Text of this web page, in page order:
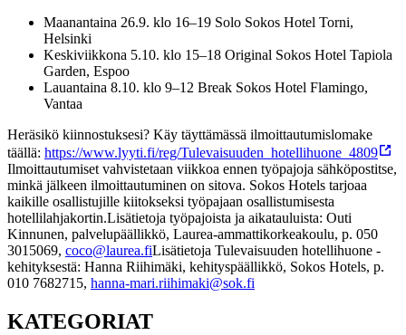
Maanantaina 26.9. klo 16–19 Solo Sokos Hotel Torni,
Helsinki
Keskiviikkona 5.10. klo 15–18 Original Sokos Hotel Tapiola
Garden, Espoo
Lauantaina 8.10. klo 9–12 Break Sokos Hotel Flamingo,
Vantaa
Heräsikö kiinnostuksesi? Käy täyttämässä ilmoittautumislomake
täällä: https://www.lyyti.fi/reg/Tulevaisuuden_hotellihuone_4809
Ilmoittautumiset vahvistetaan viikkoa ennen työpajoja sähköpostitse,
minkä jälkeen ilmoittautuminen on sitova. Sokos Hotels tarjoaa
kaikille osallistujille kiitokseksi työpajaan osallistumisesta
hotellilahjakortin.Lisätietoja työpajoista ja aikatauluista: Outi
Kinnunen, palvelupäällikkö, Laurea-ammattikorkeakoulu, p. 050
3015069, coco@laurea.fiLisätietoja Tulevaisuuden hotellihuone -
kehityksestä: Hanna Riihimäki, kehityspäällikkö, Sokos Hotels, p.
010 7682715, hanna-mari.riihimaki@sok.fi
KATEGORIAT